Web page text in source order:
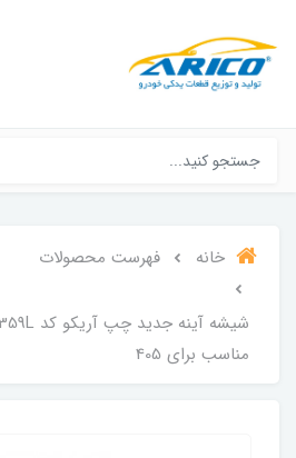
خانه فهرست محصولات
مناسب برای 405